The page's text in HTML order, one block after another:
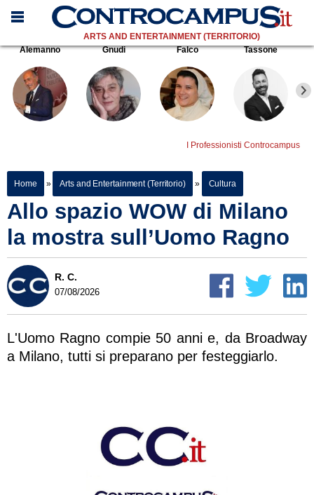
ARTS AND ENTERTAINMENT (TERRITORIO)
Alemanno
Gnudi Falco Tassone
I Professionisti Controcampus
Home » Arts and Entertainment (Territorio) » Cultura
Allo spazio WOW di Milano
la mostra sull’Uomo Ragno
R. C.
07/08/2026
L'Uomo Ragno compie 50 anni e, da Broadway
a Milano, tutti si preparano per festeggiarlo.